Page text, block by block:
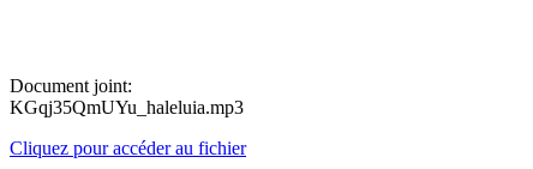
Document joint:
KGqj35QmUYu_haleluia.mp3
Cliquez pour accéder au fichier